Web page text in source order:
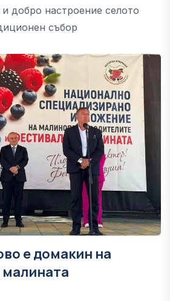
добро настроение селото
събор
е домакин на